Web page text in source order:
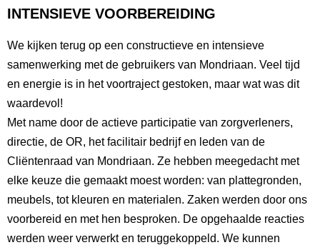
INTENSIEVE VOORBEREIDING
We kijken terug op een constructieve en intensieve
samenwerking met de gebruikers van Mondriaan. Veel tijd
en energie is in het voortraject gestoken, maar wat was dit
waardevol!
Met name door de actieve participatie van zorgverleners,
directie, de OR, het facilitair bedrijf en leden van de
Cliëntenraad van Mondriaan. Ze hebben meegedacht met
elke keuze die gemaakt moest worden: van plattegronden,
meubels, tot kleuren en materialen. Zaken werden door ons
voorbereid en met hen besproken. De opgehaalde reacties
werden weer verwerkt en teruggekoppeld. We kunnen